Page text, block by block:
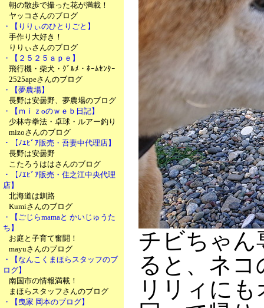
朝の散歩で撮った花が満載！
ヤッコさんのブログ
・【りりぃのひとりごと】
手作り大好き！
りりぃさんのブログ
・【２５２５ａｐｅ】
飛行機・柴犬・ｸﾞﾙﾒ・ﾎｰﾑｾﾝﾀｰ
2525apeさんのブログ
・【夢農場】
長野は安曇野、夢農場のブログ
・【ｍｉｚoのｗｅｂ日記】
少林寺拳法・卓球・ルアー釣り
mizoさんのブログ
・【ﾉｴﾋﾞｱ販売・吾妻中代理店】
長野は安曇野
こたろうははさんのブログ
・【ﾉｴﾋﾞｱ販売・住之江中央代理
店】
北海道は釧路
Kumiさんのブログ
・【ごじらmamaと かいじゅうた
ち】
お庭と子育て奮闘！
mayuさんのブログ
・【なんこくまほらスタッフのブ
ログ】
南国市の情報満載！
まほらスタッフさんのブログ
・【曳家 岡本のブログ】
チビちゃん
ると、ネ
リリィに